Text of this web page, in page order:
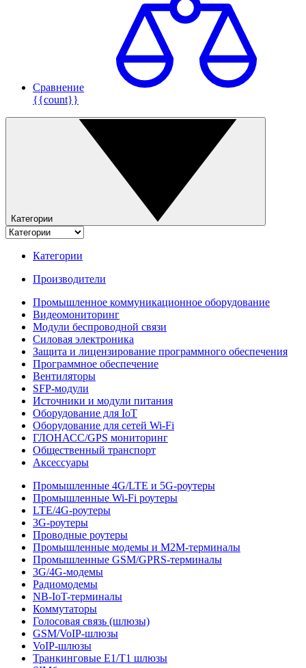
Сравнение
{{count}}
Категории
Категории
Производители
Промышленное коммуникационное оборудование
Видеомониторинг
Модули беспроводной связи
Силовая электроника
Защита и лицензирование программного обеспечения
Программное обеспечение
Вентиляторы
SFP-модули
Источники и модули питания
Оборудование для IoT
Оборудование для сетей Wi-Fi
ГЛОНАСС/GPS мониторинг
Общественный транспорт
Аксессуары
Промышленные 4G/LTE и 5G-роутеры
Промышленные Wi-Fi роутеры
LTE/4G-роутеры
3G-роутеры
Проводные роутеры
Промышленные модемы и M2M-терминалы
Промышленные GSM/GPRS-терминалы
3G/4G-модемы
Радиомодемы
NB-IoT-терминалы
Коммутаторы
Голосовая связь (шлюзы)
GSM/VoIP-шлюзы
VoIP-шлюзы
Транкинговые E1/T1 шлюзы